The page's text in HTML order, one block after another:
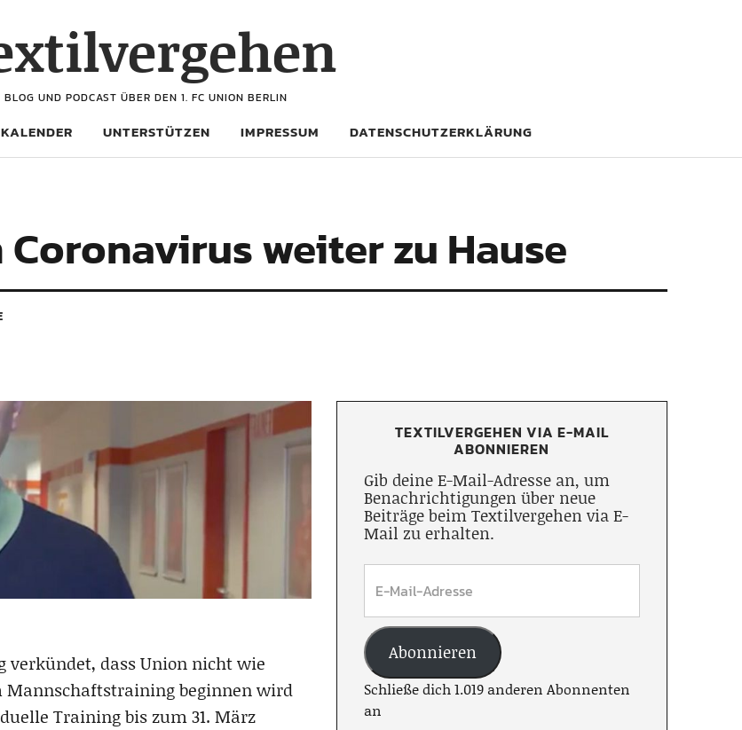
BLOG UND PODCAST ÜBER DEN 1. FC UNION BERLIN
KALENDER UNTERSTÜTZEN IMPRESSUM DATENSCHUTZERKLÄRUNG
weiter zu Hause
verkündet, dass Union nicht wie
beginnen wird
Training bis zum 31. März
TEXTILVERGEHEN VIA E-MAIL
ABONNIEREN
Gib deine E-Mail-Adresse an, um
Benachrichtigungen über neue
Beiträge beim Textilvergehen via E-
Mail zu erhalten.
Abonnieren
Schließe dich 1.019 anderen Abonnenten
an